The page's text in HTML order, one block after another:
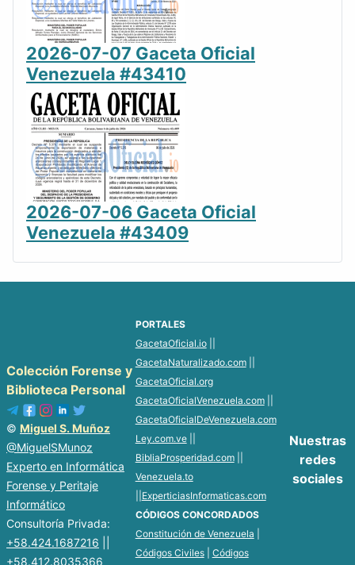
2026-07-07 Gaceta Oficial
Venezuela #43410
2026-07-06 Gaceta Oficial
Venezuela #43409
Colección Forense y
Biblioteca Personal
© Miguel S. Muñoz
@MiguelSMunoz
Experto en Informática
Forense y Peritaje
Informático
Consultoría Privada:
+58.424.1687216
+58.412.8035366
PORTALES
GacetaOficial.io||
GacetaNaturalizado.com||
GacetaOficial.org
GacetaOficialVenezuela.com||
GacetaOficialDeVenezuela.com
Ley.com.ve||
BibliaProsperidad.com||
Venezuela.to
ExperticiasInformaticas.com
CÓDIGOS CONCORDADOS
Constitución de Venezuela
Códigos Civiles| Códigos
Nuestras
redes
sociales